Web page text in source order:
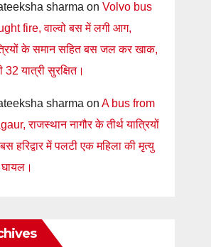
sharma on Volvo bus
fire, वाल्वो बस में लगी आग,
के समान सहित बस जल कर खाक,
32 यात्री सुरक्षित।
sharma on A bus from
राजस्थान नागौर के तीर्थ यात्रियों
हरिद्वार में पलटी एक महिला की मृत्यु